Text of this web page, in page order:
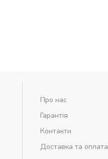
Про нас
Гарантія
Контакти
Доставка та оплата